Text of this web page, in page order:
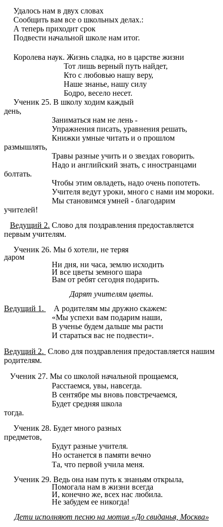
Удалось нам в двух словах
Сообщить вам все о школьных делах.:
А теперь приходит срок
Подвести начальной школе нам итог.
Королева наук. Жизнь сладка, но в царстве жизни
Тот лишь верный путь найдет,
Кто с любовью нашу веру,
Наше знанье, нашу силу
Бодро, весело несет.
Ученик 25. В школу ходим каждый
день,
Заниматься нам не лень -
Упражнения писать, уравнения решать,
Книжки умные читать и о прошлом
размышлять,
Травы разные учить и о звездах говорить.
Надо и английский знать, с иностранцами
болтать.
Чтобы этим овладеть, надо очень попотеть.
Учителя ведут уроки, много с нами им мороки.
Мы становимся умней - благодарим
учителей!
Ведущий 2. Слово для поздравления предоставляется
первым учителям.
Ученик 26. Мы б хотели, не теряя
даром
Ни дня, ни часа, землю исходить
И все цветы земного шара
Вам от ребят сегодня подарить.
Дарят учителям цветы.
Ведущий 1.
А родителям мы дружно скажем:
«Мы успехи вам подарим наши,
В ученье будем дальше мы расти
И стараться вас не подвести».
Ведущий 2. Слово для поздравления предоставляется нашим
родителям.
Ученик 27. Мы со школой начальной прощаемся,
Расстаемся, увы, навсегда.
В сентябре мы вновь повстречаемся,
Будет средняя школа
тогда.
Ученик 28. Будет много разных
предметов,
Будут разные учителя.
Но останется в памяти вечно
Та, что первой учила меня.
Ученик 29. Ведь она нам путь к знаньям открыла,
Помогала нам в жизни всегда
И, конечно же, всех нас любила.
Не забудем ее никогда!
Дети исполняют песню на мотив «До свиданья, Москва»